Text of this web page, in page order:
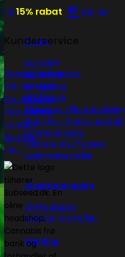
Grolys
LED pære
LED lamper
CMH lys
HPS/MH lys
T5 lamper | Plantedyrkning
Grønt lys - Plante neutralt
Lampeophæng
Splittere til E27 pærer
Beskyttelsesbriller
Strømforsygning
CMH ballaster
Ballaster til HPS/MH
Vanding
Få 15% rabat 💸 Klik her
Kunderservice
Handelsbetingelser
Artikler og blog
Om Subseed
Returnering
Kontakt
Betaling
FAQ